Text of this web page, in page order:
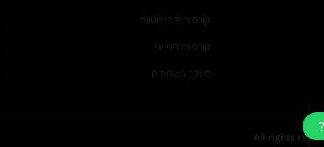
קורס מפקחי מטווח
קורס מדריכי ירי
מעקב משלוחים